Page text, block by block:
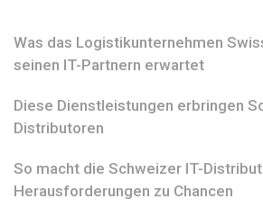
Was das Logistikunternehmen
seinen IT-Partnern erwartet
Diese Dienstleistungen erbringen
Distributoren
So macht die Schweizer IT-
Herausforderungen zu Chancen